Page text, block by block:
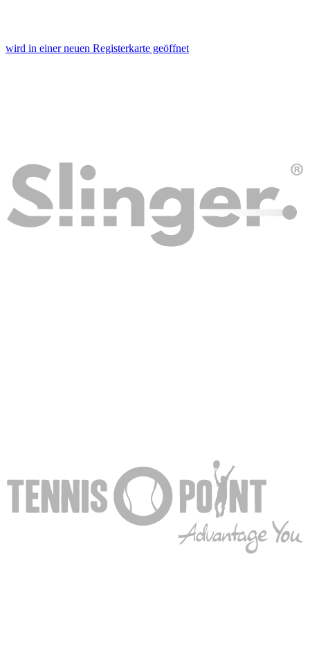
wird in einer neuen Registerkarte geöffnet